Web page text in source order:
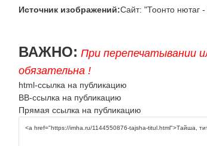
Источник изображений:Сайт: "Тоонто нютаг
ВАЖНО: При перепечатывании
обязательна !
html-ссылка на публикацию
BB-ссылка на публикацию
Прямая ссылка на публикацию